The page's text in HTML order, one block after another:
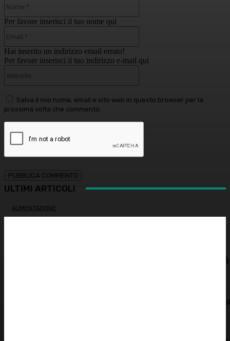
Per favore inserisci il tuo nome qui
Hai inserito un indirizzo email errato!
Per favore inserisci il tuo indirizzo e-mail qui
Salva il mio nome, email e sito web in questo browser per la
prossima volta che commento.
ULTIMI ARTICOLI
ALIMENTAZIONE
Siccità record, il Po a secco. Autorità di bacino: “Severità
L’innovazione che protegge dal sole: le nuove tecnologie